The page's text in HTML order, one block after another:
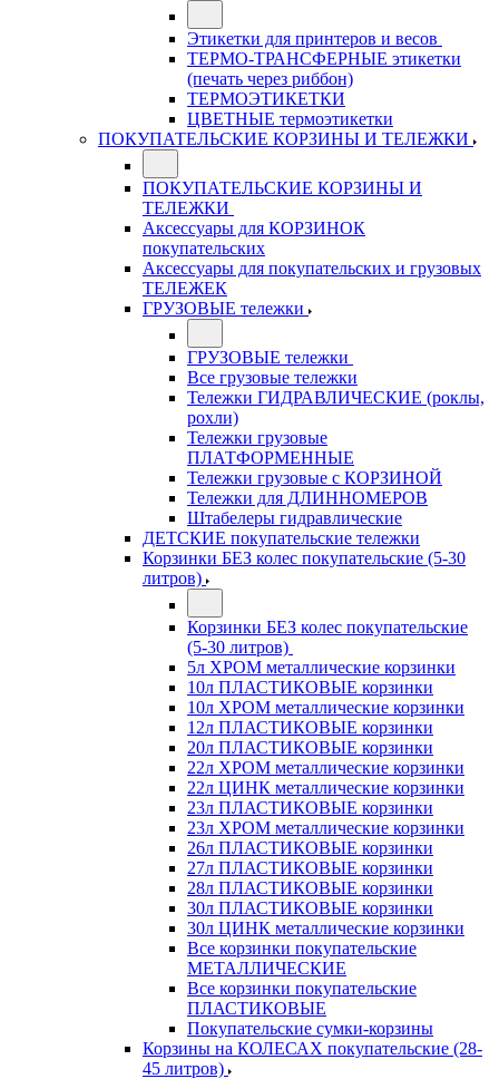
Этикетки для принтеров и весов
ТЕРМО-ТРАНСФЕРНЫЕ этикетки
(печать через риббон)
ТЕРМОЭТИКЕТКИ
ЦВЕТНЫЕ термоэтикетки
ПОКУПАТЕЛЬСКИЕ КОРЗИНЫ И ТЕЛЕЖКИ
ПОКУПАТЕЛЬСКИЕ КОРЗИНЫ И
ТЕЛЕЖКИ
Аксессуары для КОРЗИНОК
покупательских
Аксессуары для покупательских и грузовых
ТЕЛЕЖЕК
ГРУЗОВЫЕ тележки
ГРУЗОВЫЕ тележки
Все грузовые тележки
Тележки ГИДРАВЛИЧЕСКИЕ (роклы,
рохли)
Тележки грузовые
ПЛАТФОРМЕННЫЕ
Тележки грузовые с КОРЗИНОЙ
Тележки для ДЛИННОМЕРОВ
Штабелеры гидравлические
ДЕТСКИЕ покупательские тележки
Корзинки БЕЗ колес покупательские (5-30
литров)
Корзинки БЕЗ колес покупательские
(5-30 литров)
5л ХРОМ металлические корзинки
10л ПЛАСТИКОВЫЕ корзинки
10л ХРОМ металлические корзинки
12л ПЛАСТИКОВЫЕ корзинки
20л ПЛАСТИКОВЫЕ корзинки
22л ХРОМ металлические корзинки
22л ЦИНК металлические корзинки
23л ПЛАСТИКОВЫЕ корзинки
23л ХРОМ металлические корзинки
26л ПЛАСТИКОВЫЕ корзинки
27л ПЛАСТИКОВЫЕ корзинки
28л ПЛАСТИКОВЫЕ корзинки
30л ПЛАСТИКОВЫЕ корзинки
30л ЦИНК металлические корзинки
Все корзинки покупательские
МЕТАЛЛИЧЕСКИЕ
Все корзинки покупательские
ПЛАСТИКОВЫЕ
Покупательские сумки-корзины
Корзины на КОЛЕСАХ покупательские (28-
45 литров)